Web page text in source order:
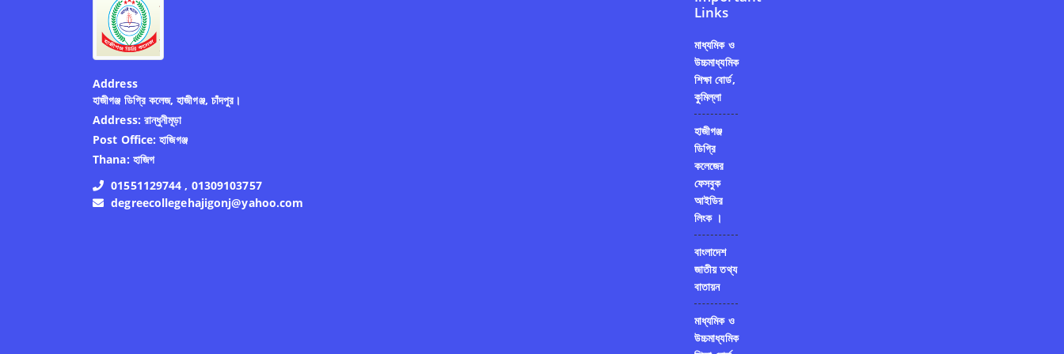
Address
হাজীগঞ্জ ডিগ্রি কলেজ, হাজীগঞ্জ, চাঁদপুর।
Address: রান্ধুনীমূড়া
Post Office: হাজিগঞ্জ
Thana: হাজিগ
01551129744 , 01309103757
degreecollegehajigonj@yahoo.com
Links
মাধ্যমিক ও
উচ্চমাধ্যমিক
শিক্ষা বোর্ড,
কুমিল্লা
হাজীগঞ্জ
ডিগ্রি
কলেজের
ফেসবুক
আইডির
লিংক ।
বাংলাদেশ
জাতীয় তথ্য
বাতায়ন
মাধ্যমিক ও
উচ্চমাধ্যমিক